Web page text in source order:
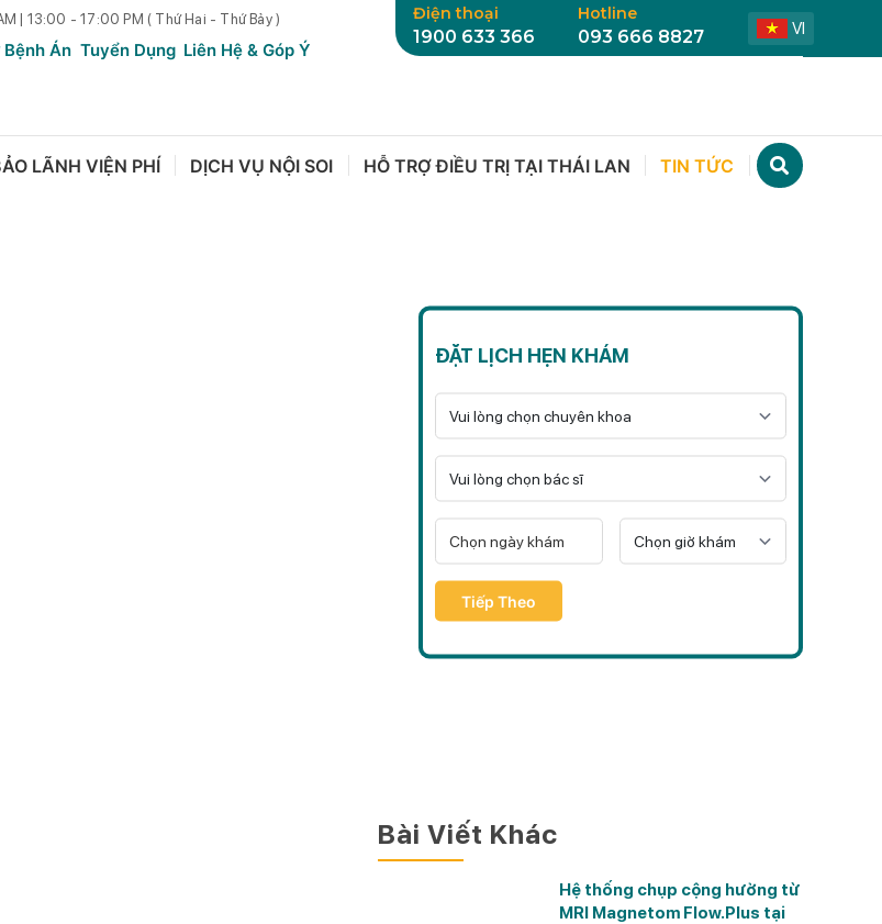
| 13:00 - 17:00 PM ( Thứ Hai - Thứ Bảy )
Bệnh Án Tuyển Dụng Liên Hệ & Góp Ý
Điện thoại
1900 633 366
Hotline
093 666 8827 VI
LÃNH VIỆN PHÍ DỊCH VỤ NỘI SOI HỖ TRỢ ĐIỀU TRỊ TẠI THÁI LAN TIN TỨC
ĐẶT LỊCH HẸN KHÁM
Tiếp Theo
Bài Viết Khác
Hệ thống chụp cộng hưởng từ
MRI Magnetom Flow.Plus tại